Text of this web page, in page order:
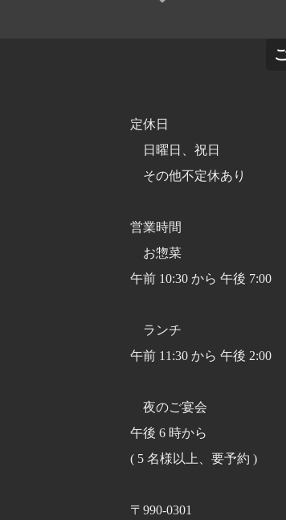
定休日
日曜日、祝日
その他不定休あり
営業時間
お惣菜
午前 10:30 から 午後 7:00
ランチ
午前 11:30 から 午後 2:00
夜のご宴会
午後 6 時から
( 5 名様以上、要予約 )
〒990-0301